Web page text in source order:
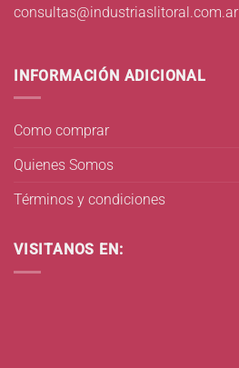
consultas@industriaslitoral.com.ar
INFORMACIÓN ADICIONAL
Como comprar
Quienes Somos
Términos y condiciones
VISITANOS EN: